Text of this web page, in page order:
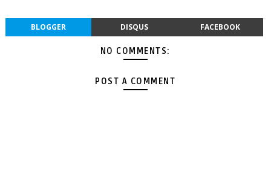
BLOGGER DISQUS FACEBOOK
NO COMMENTS:
POST A COMMENT